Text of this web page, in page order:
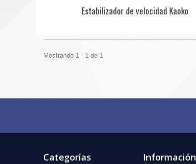
Estabilizador de velocidad Kaoko
Mostrando 1 - 1 de 1
Categorías Información